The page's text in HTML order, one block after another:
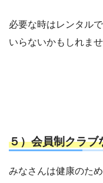
必要な時はレンタル
いらないかもしれませ
５）会員制クラブ
みなさんは健康のた